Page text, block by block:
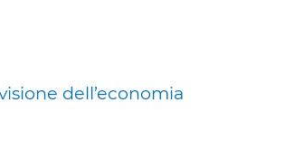
dell’economia